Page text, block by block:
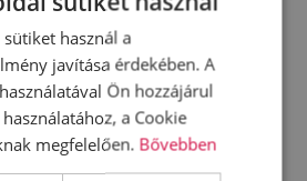
használ a
javítása érdekében. A
Ön hozzájárul
a Cookie
megfelelően. Bővebben